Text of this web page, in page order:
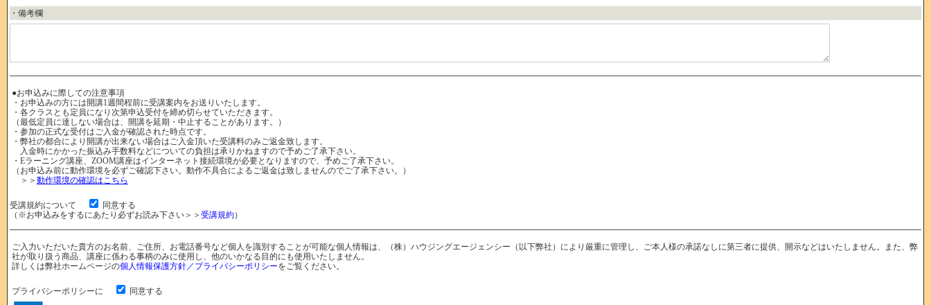
・備考欄
●お申込みに際しての注意事項
・お申込みの方には開講1週間程前に受講案内をお送りいたします。
・各クラスとも定員になり次第申込受付を締め切らせていただきます。
（最低定員に達しない場合は、開講を延期・中止することがあります。）
・参加の正式な受付はご入金が確認された時点です。
・弊社の都合により開講が出来ない場合はご入金頂いた受講料のみご返金致します。
入金時にかかった振込み手数料などについての負担は承りかねますので予めご了承下さい。
・Eラーニング講座、ZOOM講座はインターネット接続環境が必要となりますので、予めご了承下さい。
（お申込み前に動作環境を必ずご確認下さい。動作不具合によるご返金は致しませんのでご了承下さい。）
＞＞ 動作環境の確認はこちら
受講規約について
同意する
（※お申込みをするにあたり必ずお読み下さい＞＞ 受講規約）
ご入力いただいた貴方のお名前、ご住所、お電話番号など個人を識別することが可能な個人情報は、（株）ハウジングエージェンシー（以下弊社）により厳重に管理し、ご本人様の承諾なしに第三者に提供、開示などはいたしません。また、弊
社が取り扱う商品、講座に係わる事柄のみに使用し、他のいかなる目的にも使用いたしません。
詳しくは弊社ホームページの個人情報保護方針／プライバシーポリシーをご覧ください。
プライバシーポリシーに 同意する